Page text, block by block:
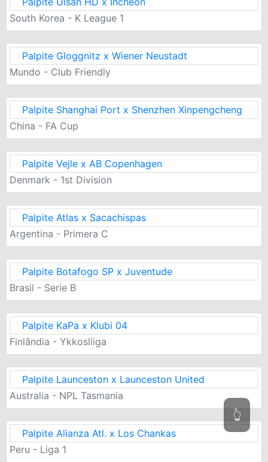
South Korea - K League 1
Palpite Gloggnitz x Wiener Neustadt
Mundo - Club Friendly
Palpite Shanghai Port x Shenzhen Xinpengcheng
China - FA Cup
Palpite Vejle x AB Copenhagen
Denmark - 1st Division
Palpite Atlas x Sacachispas
Argentina - Primera C
Palpite Botafogo SP x Juventude
Brasil - Serie B
Palpite KaPa x Klubi 04
Finlândia - Ykkosliiga
Palpite Launceston x Launceston United
Australia - NPL Tasmania
Palpite Alianza Atl. x Los Chankas
Peru - Liga 1
👆